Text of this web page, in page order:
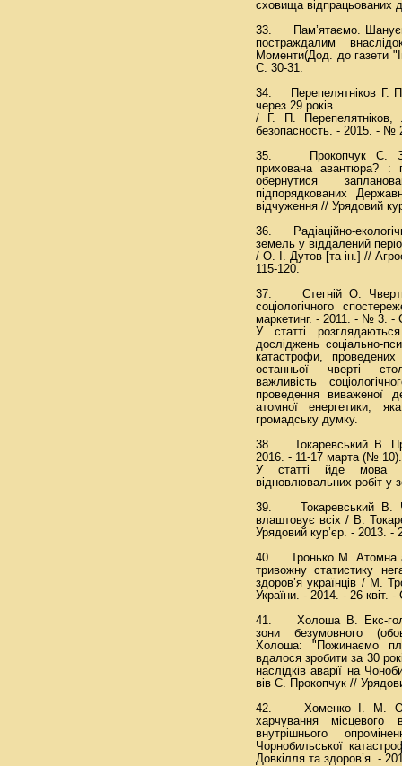
сховища відпрацьованих
33. Пам’ятаємо.
постраждалим
Моменти(Дод. до газети
С. 30-31.
34. Перепелятніков Г.
через 29 років
/ Г. П.
безопасность. - 2015. - №
35. Прокопчук С.
прихована авантюра? :
обернутися
підпорядкованих
відчуження // Урядовий
36. Радіаційно-
земель у віддалений
/ О. І. Дутов [та ін.] //
115-120.
37. Стегній О. Чверть
соціологічного
маркетинг. - 2011. - № 3. -
У статті
досліджень соціально-
катастрофи, проведених
останньої чверті
важливість
проведення виваженої
атомної енергетики,
громадську думку.
38. Токаревський В.
2016. - 11-17 марта (№
У статті йде мова
відновлювальних робіт у
39. Токаревський В.
влаштовує всіх / В.
Урядовий кур’єр. - 2013. -
40. Тронько М. Атомна
тривожну статистику
здоров’я українців / М.
України. - 2014. - 26 квіт.
41. Холоша В. Екс-
зони безумовного
Холоша: "Пожинаємо
вдалося зробити за 30
наслідків аварії на
вів С. Прокопчук //
42. Хоменко І. М.
харчування
внутрішнього
Чорнобильської
Довкілля та здоров’я. -